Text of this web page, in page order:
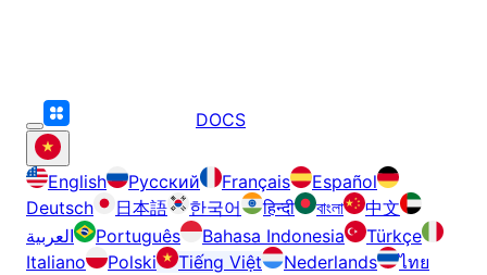
DOCS
English Русский Français
Español
Deutsch
日本語 한국어 हिन्दी বাংলা
中文
العربية
Português Bahasa Indonesia
Türkçe
Italiano
Polski Tiếng Việt Nederlands
ไทย